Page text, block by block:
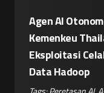
Patroli Siber
Kampanye
Jelang 17
Tags:Disinformasi
Hoaks, Risiko Digital,